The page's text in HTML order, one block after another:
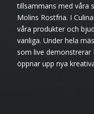
tillsammans med våra
Molins Rostfria. I
våra produkter och
vanliga. Under hela
som live demonstrerar
öppnar upp nya